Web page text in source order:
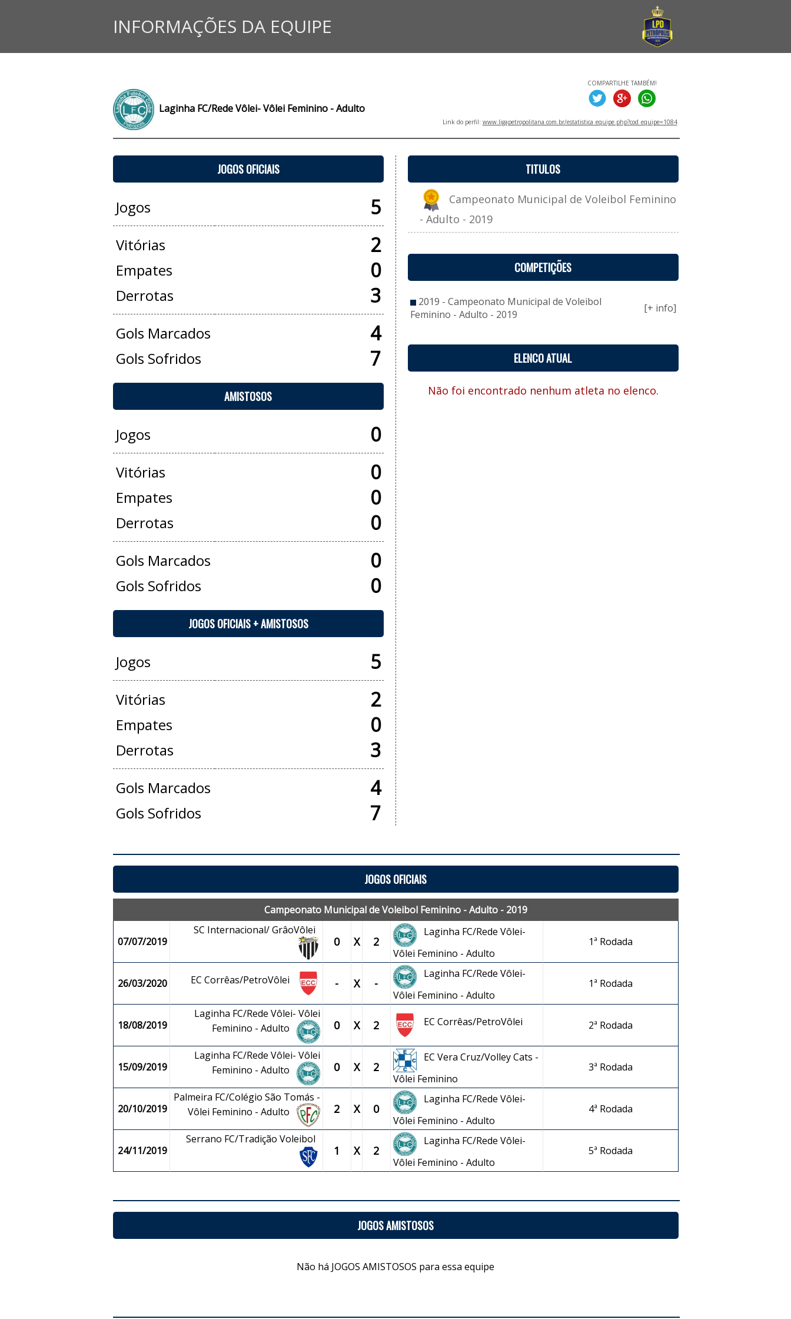
INFORMAÇÕES DA EQUIPE
Laginha FC/Rede Vôlei- Vôlei Feminino - Adulto
COMPARTILHE TAMBÉM!
Link do perfil: www.ligapetropolitana.com.br/estatistica_equipe.php?cod_equipe=1084
JOGOS OFICIAIS
Jogos 5
Vitórias 2
Empates 0
Derrotas 3
Gols Marcados 4
Gols Sofridos 7
AMISTOSOS
Jogos 0
Vitórias 0
Empates 0
Derrotas 0
Gols Marcados 0
Gols Sofridos 0
JOGOS OFICIAIS + AMISTOSOS
Jogos 5
Vitórias 2
Empates 0
Derrotas 3
Gols Marcados 4
Gols Sofridos 7
TITULOS
Campeonato Municipal de Voleibol Feminino
- Adulto - 2019
COMPETIÇÕES
2019 - Campeonato Municipal de Voleibol
Feminino - Adulto - 2019
[+ info]
ELENCO ATUAL
Não foi encontrado nenhum atleta no elenco.
JOGOS OFICIAIS
Campeonato Municipal de Voleibol Feminino - Adulto - 2019
07/07/2019
SC Internacional/ GrâoVôlei
0 X 2
Laginha FC/Rede Vôlei-
Vôlei Feminino - Adulto
1ª Rodada
26/03/2020 EC Corrêas/PetroVôlei - X -
Laginha FC/Rede Vôlei-
Vôlei Feminino - Adulto
1ª Rodada
18/08/2019
Laginha FC/Rede Vôlei- Vôlei
Feminino - Adulto
0 X 2 EC Corrêas/PetroVôlei 2ª Rodada
15/09/2019
Laginha FC/Rede Vôlei- Vôlei
Feminino - Adulto
0 X 2
EC Vera Cruz/Volley Cats -
Vôlei Feminino
3ª Rodada
20/10/2019
Palmeira FC/Colégio São Tomás -
Vôlei Feminino - Adulto
2 X 0
Laginha FC/Rede Vôlei-
Vôlei Feminino - Adulto
4ª Rodada
24/11/2019
Serrano FC/Tradição Voleibol
1 X 2
Laginha FC/Rede Vôlei-
Vôlei Feminino - Adulto
5ª Rodada
JOGOS AMISTOSOS
Não há JOGOS AMISTOSOS para essa equipe